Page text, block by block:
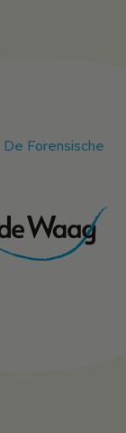
De Forensische